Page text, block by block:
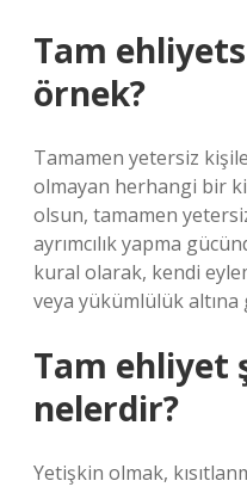
Tam
örnek?
Tamamen yetersiz
olmayan herhangi bir
olsun, tamamen
ayrımcılık yapma
kural olarak, kendi
veya yükümlülük altına
Tam ehliyet
nelerdir?
Yetişkin olmak,